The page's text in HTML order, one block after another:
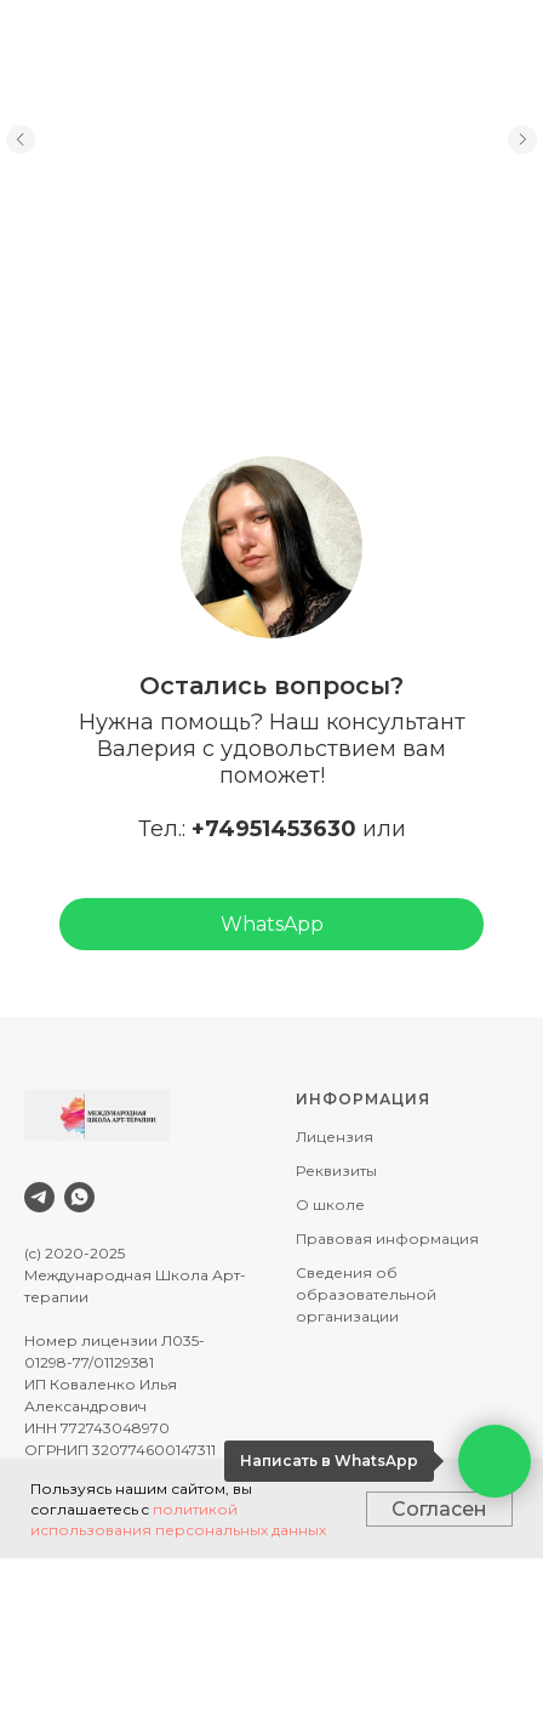
Остались вопросы?
Нужна помощь? Наш консультант
Валерия с удовольствием вам
поможет!
Тел.: +74951453630 или
WhatsApp
Написать в WhatsApp
(c) 2020-2025
Международная Школа Арт-
терапии
Номер лицензии Л035-
01298-77/01129381
ИП Коваленко Илья
Александрович
ИНН 772743048970
ОГРНИП 320774600147311
ИНФОРМАЦИЯ
Лицензия
Реквизиты
О школе
Правовая информация
Сведения об
образовательной
организации
ОБУЧЕНИЕ ПРОЕКТЫ
Пользуясь нашим сайтом, вы
соглашаетесь c политикой
использования персональных данных
Согласен